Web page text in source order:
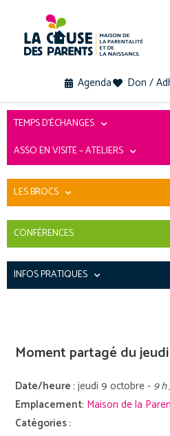
Agenda Don /
TEMPS D’ÉCHANGES
ASSO EN VISITE – ATELIERS
LES BROCS
CONFÉRENCES
INFOS PRATIQUES
Moment partagé du jeudi
Date/heure :jeudi 9 octobre - 9 h
Emplacement: Maison de la
Catégories :